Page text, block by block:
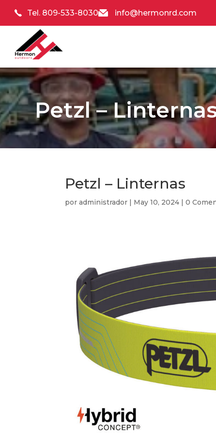
Tel. 809-533-8030 info@hermonrd.com
Petzl –
Petzl – Linternas
poradministrador | May 10, 2024 |0